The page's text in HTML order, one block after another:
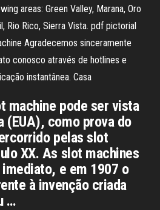
areas: Green Valley, Marana, Oro
Rio Rico, Sierra Vista. pdf pictorial
Agradecemos sinceramente
conosco através de hotlines e
instantânea. Casa
machine pode ser vista
(EUA), como prova do
pelas slot
XX. As slot machines
e em 1907 o
à invenção criada
…